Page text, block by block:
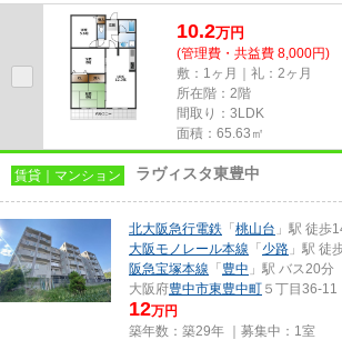
で、清々しい朝を迎えることので...
10.2万円
(管理費・共益費 8,000円)
敷：1ヶ月｜礼：2ヶ月
所在階：2階
間取り：3LDK
面積：65.63㎡
賃貸｜マンション ラヴィスタ東豊中
北大阪急行電鉄 「 桃山台 」駅 徒歩
大阪モノレール本線 「 少路 」駅 徒
阪急宝塚本線 「 豊中 」駅 バス20分
大阪府豊中市東豊中町 ５丁目36-11
12万円
築年数：築29年 ｜募集中： 1室